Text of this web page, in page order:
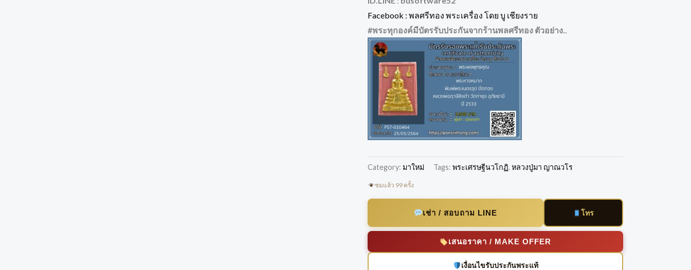
Facebook : พลศรีทอง พระเครื่อง โดย บู เชียงราย
#พระทุกองค์มีบัตรรับประกันจากร้านพลศรีทอง ตัวอย่าง..
Category: มาใหม่ Tags:พระเศรษฐีนวโกฏิ,หลวงปู่มา ญาณวโร
ชมแล้ว 99 ครั้ง
เช่า / สอบถาม LINE โทร
เสนอราคา / MAKE OFFER
เงื่อนไขรับประกันพระแท้